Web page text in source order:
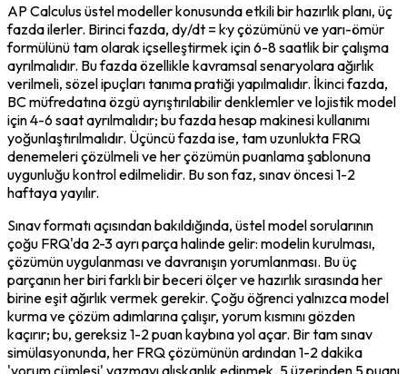
AP Calculus üstel modeller konusunda etkili bir hazırlık planı, üç
fazda ilerler. Birinci fazda, dy/dt = k·y çözümünü ve yarı-ömür
formülünü tam olarak içselleştirmek için 6-8 saatlik bir çalışma
ayrılmalıdır. Bu fazda özellikle kavramsal senaryolara ağırlık
verilmeli, sözel ipuçları tanıma pratiği yapılmalıdır. İkinci fazda,
BC müfredatına özgü ayrıştırılabilir denklemler ve lojistik model
için 4-6 saat ayrılmalıdır; bu fazda hesap makinesi kullanımı
yoğunlaştırılmalıdır. Üçüncü fazda ise, tam uzunlukta FRQ
denemeleri çözülmeli ve her çözümün puanlama şablonuna
uygunluğu kontrol edilmelidir. Bu son faz, sınav öncesi 1-2
haftaya yayılır.
Sınav formatı açısından bakıldığında, üstel model sorularının
çoğu FRQ'da 2-3 ayrı parça halinde gelir: modelin kurulması,
çözümün uygulanması ve davranışın yorumlanması. Bu üç
parçanın her biri farklı bir beceri ölçer ve hazırlık sırasında her
birine eşit ağırlık vermek gerekir. Çoğu öğrenci yalnızca model
kurma ve çözüm adımlarına çalışır, yorum kısmını gözden
kaçırır; bu, gereksiz 1-2 puan kaybına yol açar. Bir tam sınav
simülasyonunda, her FRQ çözümünün ardından 1-2 dakika
'yorum cümlesi' yazmayı alışkanlık edinmek, 5 üzerinden 5 puanı